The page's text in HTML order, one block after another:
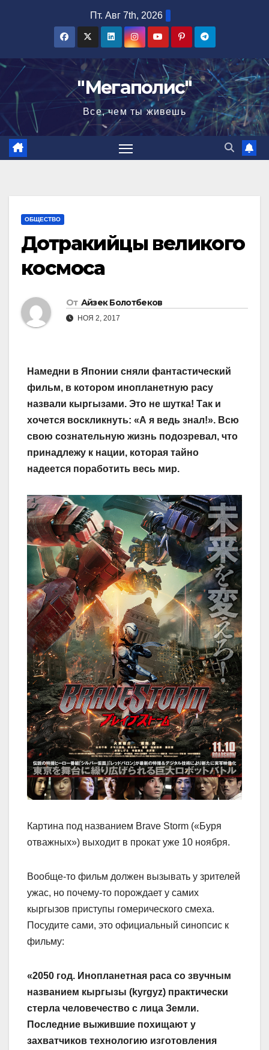
Пт. Авг 7th, 2026
"Мегаполис"
Все, чем ты живешь
ОБЩЕСТВО
Дотракийцы великого
космоса
От Айзек Болотбеков
НОЯ 2, 2017
Намедни в Японии сняли фантастический
фильм, в котором инопланетную расу
назвали кыргызами. Это не шутка! Так и
хочется воскликнуть: «А я ведь знал!». Всю
свою сознательную жизнь подозревал, что
принадлежу к нации, которая тайно
надеется поработить весь мир.
Картина под названием Brave Storm («Буря
отважных») выходит в прокат уже 10 ноября.
Вообще-то фильм должен вызывать у зрителей
ужас, но почему-то порождает у самих
кыргызов приступы гомерического смеха.
Посудите сами, это официальный синопсис к
фильму:
«2050 год. Инопланетная раса со звучным
названием кыргызы (kyrgyz) практически
стерла человечество с лица Земли.
Последние выжившие похищают у
захватчиков технологию изготовления